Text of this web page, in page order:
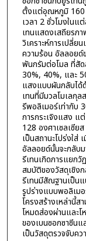
ตั้งแต่อุณหภูมิ 160
เวลา 2 ชั่วโมงใน
เทนแสดงเสถียรภ
วิเคราะห์การเปลี่
ความร้อน อัลลอยด์
พันกรัมต่อโมล ที่สัด
30%, 40%, และ
แสงแบบผันกลับได้
เทนที่มีมวลโมเลกุ
รีพอลิเมอร์เท่ากับ
การกระเจิงแสง แ
128 องศาเซลเซีย
เป็นสถานะโปร่งใ
อัลลอยด์นั้นจะกลับ
รีเทนเกิดการแยกวั
สมบัติของวัสดุเชิง
รีเทนมีสัณฐานเป็น
รูปร่างแบบพอลิเมอ
โครงสร้างเหล่านี้ส
โหมดส่องผ่านและ
ของเบนซอกซาซีนแ
เป็นวัสดุตรวจจับค